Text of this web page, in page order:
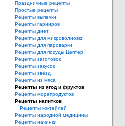
Праздничные рецепты
Простые рецепты
Рецепты выпечки
Рецепты гарниров
Рецепты диет
Рецепты для микроволновки
Рецепты для пароварки
Рецепты для посуды Цептер
Рецепты заготовок
Рецепты закусок
Рецепты звёзд
Рецепты из мяса
Рецепты из ягод и фруктов
Рецепты морепродуктов
Рецепты напитков
Рецепты коктейлей
Рецепты народной медицины
Рецепты начинки